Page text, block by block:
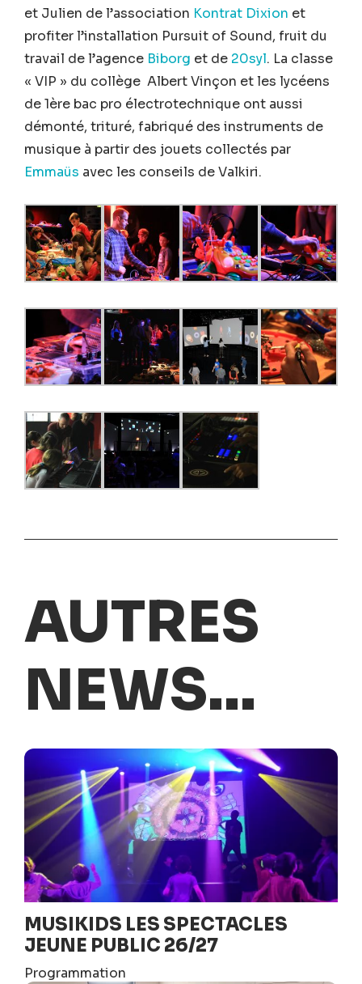
et Julien de l’association Kontrat Dixion et
profiter l’installation Pursuit of Sound, fruit du
travail de l’agence Biborg et de 20syl. La classe
« VIP » du collège Albert Vinçon et les lycéens
de 1ère bac pro électrotechnique ont aussi
démonté, trituré, fabriqué des instruments de
musique à partir des jouets collectés par
Emmaüs avec les conseils de Valkiri.
AUTRES
NEWS...
MUSIKIDS LES SPECTACLES
JEUNE PUBLIC 26/27
Programmation